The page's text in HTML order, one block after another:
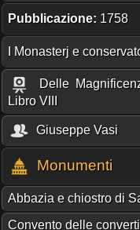
Pubblicazione: 1758
I Monasterj e
Delle
Libro VIII
Giuseppe Vasi
Monumenti
Abbazia e chiostro di
Convento delle